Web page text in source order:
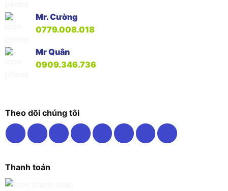
Mr. Cường
0779.008.018
Mr Quân
0909.346.736
Theo dõi chúng tôi
Thanh toán